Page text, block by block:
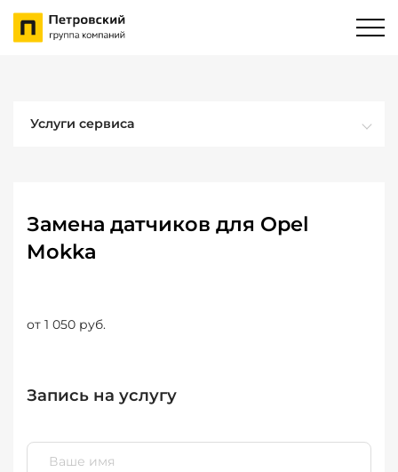
Услуги сервиса
Замена датчиков для Opel
Mokka
от 1 050 руб.
Запись на услугу